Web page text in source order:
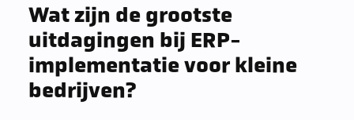
Wat zijn de grootste
uitdagingen bij ERP-
implementatie voor kleine
bedrijven?